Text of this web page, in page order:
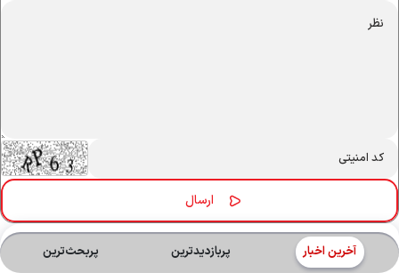
آخرین اخبار پربازدیدترین پربحث‌ترین‌